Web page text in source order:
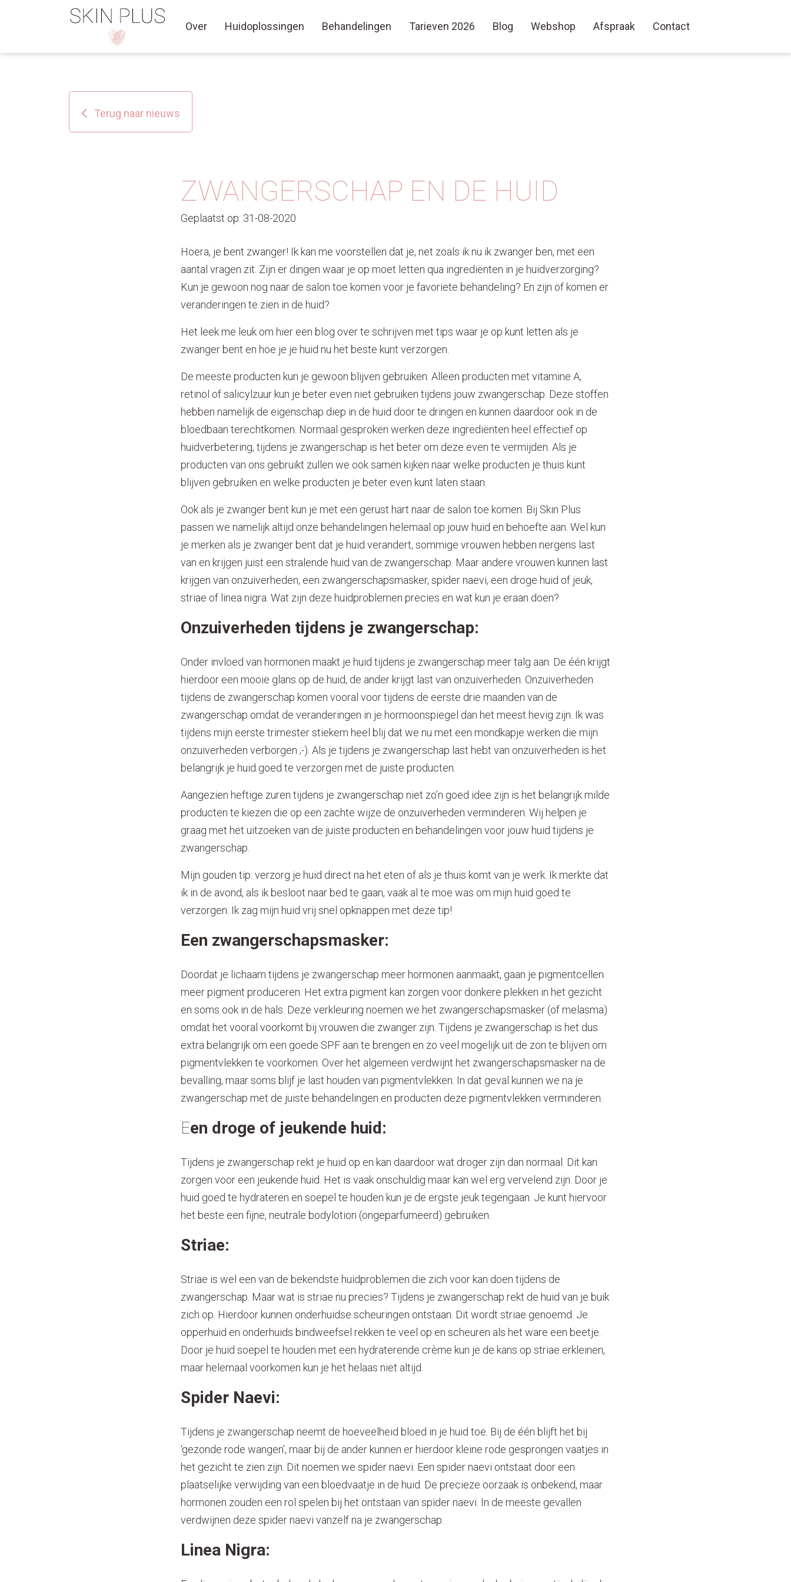
Over Huidoplossingen Behandelingen Tarieven 2026 Blog Webshop Afspraak Contact
Terug naar nieuws
ZWANGERSCHAP EN DE HUID
Geplaatst op: 31-08-2020
Hoera, je bent zwanger! Ik kan me voorstellen dat je, net zoals ik nu ik zwanger ben, met een
aantal vragen zit. Zijn er dingen waar je op moet letten qua ingrediënten in je huidverzorging?
Kun je gewoon nog naar de salon toe komen voor je favoriete behandeling? En zijn of komen er
veranderingen te zien in de huid?
Het leek me leuk om hier een blog over te schrijven met tips waar je op kunt letten als je
zwanger bent en hoe je je huid nu het beste kunt verzorgen.
De meeste producten kun je gewoon blijven gebruiken. Alleen producten met vitamine A,
retinol of salicylzuur kun je beter even niet gebruiken tijdens jouw zwangerschap. Deze stoffen
hebben namelijk de eigenschap diep in de huid door te dringen en kunnen daardoor ook in de
bloedbaan terechtkomen. Normaal gesproken werken deze ingrediënten heel effectief op
huidverbetering, tijdens je zwangerschap is het beter om deze even te vermijden. Als je
producten van ons gebruikt zullen we ook samen kijken naar welke producten je thuis kunt
blijven gebruiken en welke producten je beter even kunt laten staan.
Ook als je zwanger bent kun je met een gerust hart naar de salon toe komen. Bij Skin Plus
passen we namelijk altijd onze behandelingen helemaal op jouw huid en behoefte aan. Wel kun
je merken als je zwanger bent dat je huid verandert, sommige vrouwen hebben nergens last
van en krijgen juist een stralende huid van de zwangerschap. Maar andere vrouwen kunnen last
krijgen van onzuiverheden, een zwangerschapsmasker, spider naevi, een droge huid of jeuk,
striae of linea nigra. Wat zijn deze huidproblemen precies en wat kun je eraan doen?
Onzuiverheden tijdens je zwangerschap:
Onder invloed van hormonen maakt je huid tijdens je zwangerschap meer talg aan. De één krijgt
hierdoor een mooie glans op de huid, de ander krijgt last van onzuiverheden. Onzuiverheden
tijdens de zwangerschap komen vooral voor tijdens de eerste drie maanden van de
zwangerschap omdat de veranderingen in je hormoonspiegel dan het meest hevig zijn. Ik was
tijdens mijn eerste trimester stiekem heel blij dat we nu met een mondkapje werken die mijn
onzuiverheden verborgen ;-). Als je tijdens je zwangerschap last hebt van onzuiverheden is het
belangrijk je huid goed te verzorgen met de juiste producten.
Aangezien heftige zuren tijdens je zwangerschap niet zo’n goed idee zijn is het belangrijk milde
producten te kiezen die op een zachte wijze de onzuiverheden verminderen. Wij helpen je
graag met het uitzoeken van de juiste producten en behandelingen voor jouw huid tijdens je
zwangerschap.
Mijn gouden tip: verzorg je huid direct na het eten of als je thuis komt van je werk. Ik merkte dat
ik in de avond, als ik besloot naar bed te gaan, vaak al te moe was om mijn huid goed te
verzorgen. Ik zag mijn huid vrij snel opknappen met deze tip!
Een zwangerschapsmasker:
Doordat je lichaam tijdens je zwangerschap meer hormonen aanmaakt, gaan je pigmentcellen
meer pigment produceren. Het extra pigment kan zorgen voor donkere plekken in het gezicht
en soms ook in de hals. Deze verkleuring noemen we het zwangerschapsmasker (of melasma)
omdat het vooral voorkomt bij vrouwen die zwanger zijn. Tijdens je zwangerschap is het dus
extra belangrijk om een goede SPF aan te brengen en zo veel mogelijk uit de zon te blijven om
pigmentvlekken te voorkomen. Over het algemeen verdwijnt het zwangerschapsmasker na de
bevalling, maar soms blijf je last houden van pigmentvlekken. In dat geval kunnen we na je
zwangerschap met de juiste behandelingen en producten deze pigmentvlekken verminderen.
Een droge of jeukende huid:
Tijdens je zwangerschap rekt je huid op en kan daardoor wat droger zijn dan normaal. Dit kan
zorgen voor een jeukende huid. Het is vaak onschuldig maar kan wel erg vervelend zijn. Door je
huid goed te hydrateren en soepel te houden kun je de ergste jeuk tegengaan. Je kunt hiervoor
het beste een fijne, neutrale bodylotion (ongeparfumeerd) gebruiken.
Striae:
Striae is wel een van de bekendste huidproblemen die zich voor kan doen tijdens de
zwangerschap. Maar wat is striae nu precies? Tijdens je zwangerschap rekt de huid van je buik
zich op. Hierdoor kunnen onderhuidse scheuringen ontstaan. Dit wordt striae genoemd. Je
opperhuid en onderhuids bindweefsel rekken te veel op en scheuren als het ware een beetje.
Door je huid soepel te houden met een hydraterende crème kun je de kans op striae erkleinen,
maar helemaal voorkomen kun je het helaas niet altijd.
Spider Naevi:
Tijdens je zwangerschap neemt de hoeveelheid bloed in je huid toe. Bij de één blijft het bij
‘gezonde rode wangen’, maar bij de ander kunnen er hierdoor kleine rode gesprongen vaatjes in
het gezicht te zien zijn. Dit noemen we spider naevi. Een spider naevi ontstaat door een
plaatselijke verwijding van een bloedvaatje in de huid. De precieze oorzaak is onbekend, maar
hormonen zouden een rol spelen bij het ontstaan van spider naevi. In de meeste gevallen
verdwijnen deze spider naevi vanzelf na je zwangerschap.
Linea Nigra: